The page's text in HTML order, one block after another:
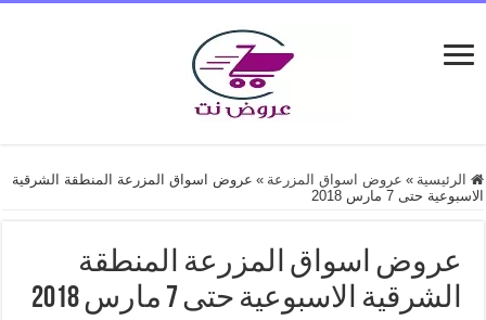
الرئيسية » عروض اسواق المزرعة » عروض اسواق المزرعة المنطقة الشرقية
الاسبوعية حتى 7 مارس 2018
عروض اسواق المزرعة المنطقة
الشرقية الاسبوعية حتى 7 مارس 2018